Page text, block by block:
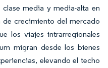
media y media-alta en
crecimiento del mercado
los viajes intrarregionales
migran desde los bienes
elevando el techo